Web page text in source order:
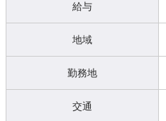
給与
地域
勤務地
交通